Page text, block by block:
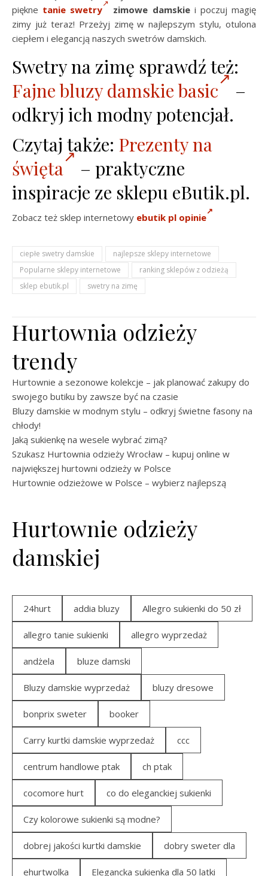
piękne tanie swetry zimowe damskiei poczuj magię
zimy już teraz! Przeżyj zimę w najlepszym stylu, otulona
ciepłem i elegancją naszych swetrów damskich.
Swetry na zimę sprawdź też:
Fajne bluzy damskie basic
–
odkryj ich modny potencjał.
Czytaj także: Prezenty na
święta
– praktyczne
inspiracje ze sklepu eButik.pl.
Zobacz też sklep internetowy ebutik pl opinie
ciepłe swetry damskie
najlepsze sklepy internetowe
Popularne sklepy internetowe
ranking sklepów z odzieżą
sklep ebutik.pl
swetry na zimę
Hurtownia odzieży
trendy
Hurtownie a sezonowe kolekcje – jak planować zakupy do
swojego butiku by zawsze być na czasie
Bluzy damskie w modnym stylu – odkryj świetne fasony na
chłody!
Jaką sukienkę na wesele wybrać zimą?
Szukasz Hurtownia odzieży Wrocław – kupuj online w
największej hurtowni odzieży w Polsce
Hurtownie odzieżowe w Polsce – wybierz najlepszą
Hurtownie odzieży
damskiej
24hurt addia bluzy Allegro sukienki do 50 zł
allegro tanie sukienki allegro wyprzedaż
andżela bluze damski
Bluzy damskie wyprzedaż bluzy dresowe
bonprix sweter booker
Carry kurtki damskie wyprzedaż ccc
centrum handlowe ptak ch ptak
cocomore hurt co do eleganckiej sukienki
Czy kolorowe sukienki są modne?
dobrej jakości kurtki damskie dobry sweter dla
ehurtwolka Elegancka sukienka dla 50 latki